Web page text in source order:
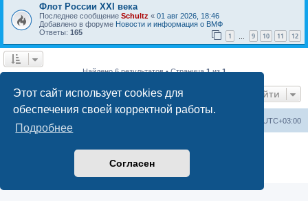
Этот сайт использует cookies для
обеспечения своей корректной работы.
Подробнее
Согласен
Флот России ХХI века
Последнее сообщение Schultz « 01 авг 2026, 18:46
Добавлено в форуме Новости и информация о ВМФ
Ответы: 165 1 9 10 11 12
Найдено 6 результатов • Страница1из1
Перейти
UTC+03:00